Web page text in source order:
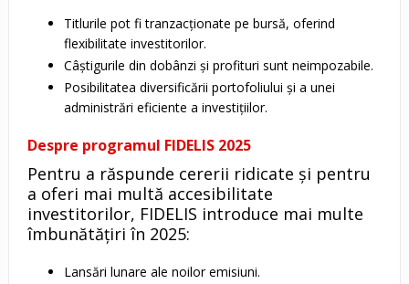
Titlurile pot fi tranzacționate pe bursă, oferind
flexibilitate investitorilor.
Câștigurile din dobânzi și profituri sunt neimpozabile.
Posibilitatea diversificării portofoliului și a unei
administrări eficiente a investițiilor.
Despre programul FIDELIS 2025
Pentru a răspunde cererii ridicate și pentru
a oferi mai multă accesibilitate
investitorilor, FIDELIS introduce mai multe
îmbunătățiri în 2025:
Lansări lunare ale noilor emisiuni.